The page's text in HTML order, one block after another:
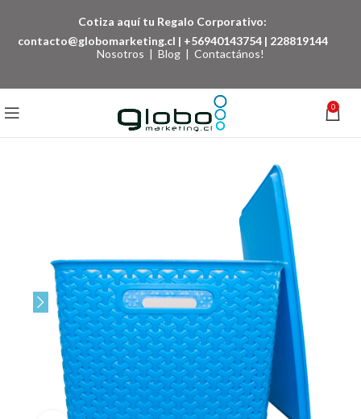
Cotiza aquí tu Regalo Corporativo:
contacto@globomarketing.cl | +56940143754 | 228819144
Nosotros | Blog | Contactános!
0